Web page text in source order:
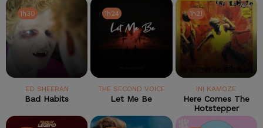
1h30
1h30
ED SHEERAN
Bad Habits
1h24
1h24
THE SECOND VOICE
Let Me Be
1h21
1h21
INI KAMOZE
Here Comes The
Hotstepper